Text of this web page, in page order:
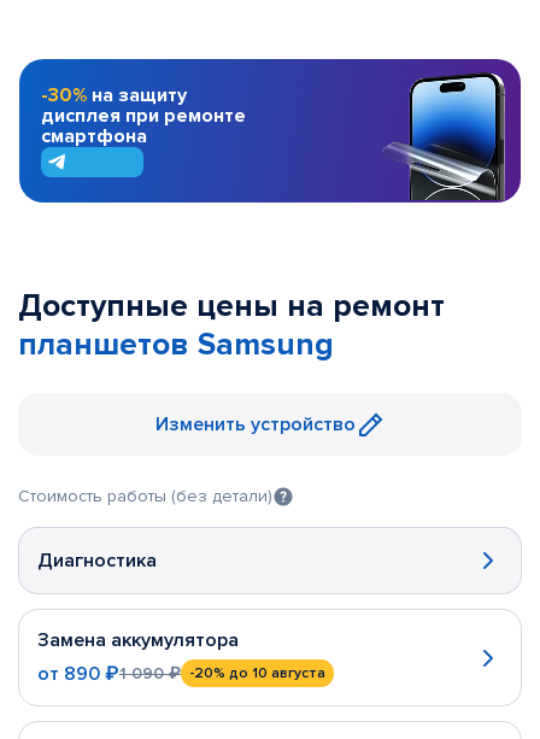
-30% на защиту
дисплея при ремонте
смартфона
Доступные цены на ремонт
планшетов Samsung
Изменить устройство
Стоимость работы (без детали)
Диагностика
Замена аккумулятора
от 890 ₽1 090 ₽ -20% до 10 августа